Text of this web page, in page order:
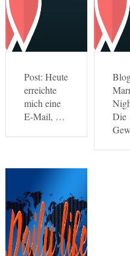
Post: Heute
erreichte
mich eine
E-Mail, …
Die